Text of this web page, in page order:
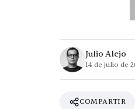
Julio Alejo
14 de julio de
COMPARTIR